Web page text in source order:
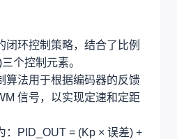
闭环控制策略，结合了比例
个控制元素。
算法用于根据编码器的反馈
信号，以实现定速和定距
：PID_OUT = (Kp × 误差) +